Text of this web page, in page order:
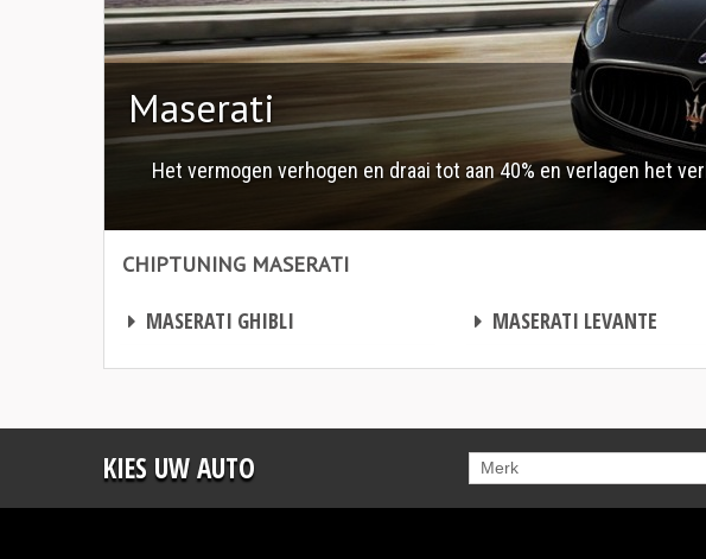
Maserati
Het vermogen verhogen en draai tot aan 40% en verlagen het
CHIPTUNING MASERATI
MASERATI GHIBLI MASERATI LEVANTE
KIES UW AUTO Merk